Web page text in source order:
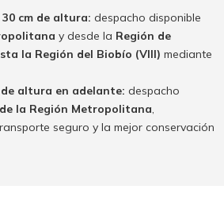
cm de altura: despacho disponible
y desde la Región de
la Región del Biobío (VIII) mediante
altura en adelante: despacho
la Región Metropolitana,
seguro y la mejor conservación